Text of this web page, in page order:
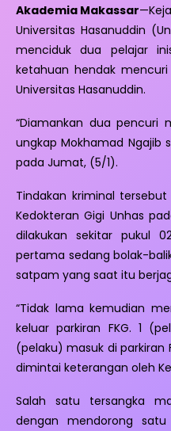
Akademia Makassar
Universitas Hasanuddin
menciduk dua pelajar
ketahuan hendak
Universitas Hasanuddin.
“Diamankan dua pencuri
ungkap Mokhamad Ngajib
pada Jumat, (5/1).
Tindakan kriminal
Kedokteran Gigi Unhas
dilakukan sekitar pukul
pertama sedang bolak-
satpam yang saat itu
“Tidak lama kemudian
keluar parkiran FKG. 1
(pelaku) masuk di parkiran
dimintai keterangan oleh
Salah satu tersangka
dengan mendorong